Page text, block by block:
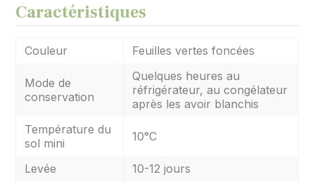
Caractéristiques
Couleur Feuilles vertes foncées
Mode de
conservation
Quelques heures au
réfrigérateur, au congélateur
après les avoir blanchis
Température du
sol mini
10°C
Levée
10-12 jours